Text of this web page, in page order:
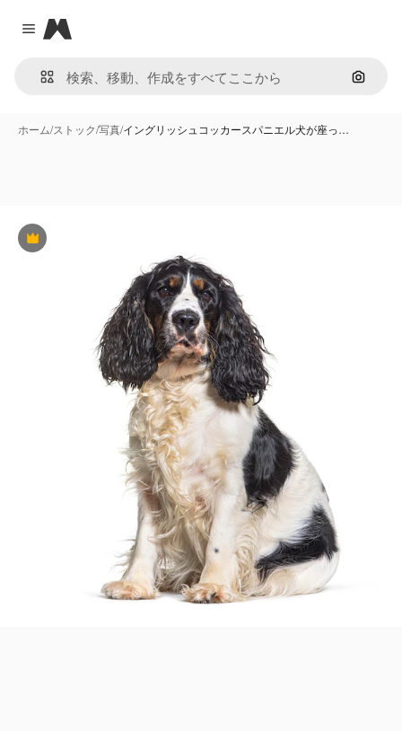
Close menu
Magnific
画像で
ホーム/ストック/写真/イングリッシュコッカースパニエル犬が座っ…
Premium